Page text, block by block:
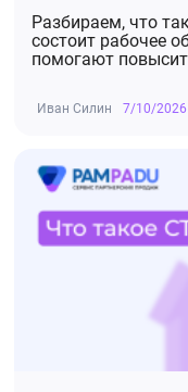
Разбираем, что
состоит рабочее
помогают
Иван Силин 7/10/2026